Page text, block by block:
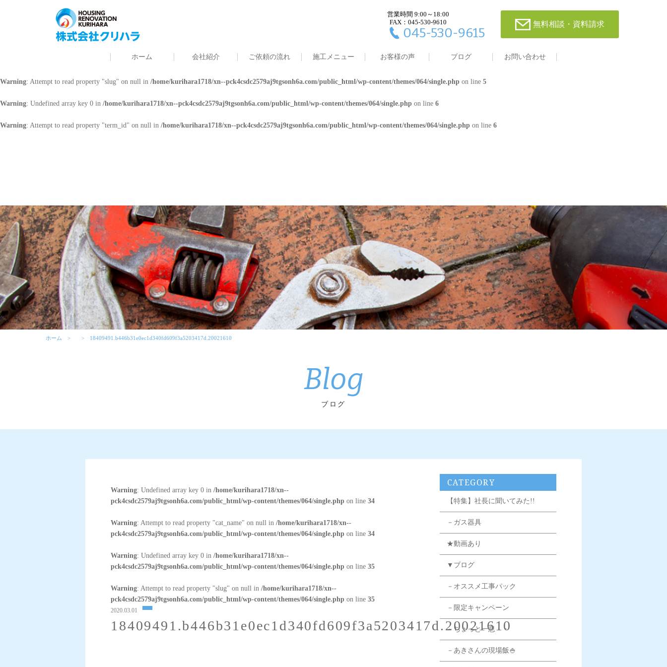
営業時間 9:00～18:00
FAX：045-530-9610
045-530-9615
無料相談・資料請求
ホーム 会社紹介 ご依頼の流れ 施工メニュー お客様の声 ブログ お問い合わせ
: Undefined array key 0 in/home/kurihara1718/xn--pck4csdc2579aj9tgsonh6a.com/public_html/wp-content/themes/064/single.phpon line4
: Attempt to read property "cat_name" on null in /home/kurihara1718/xn--pck4csdc2579aj9tgsonh6a.com/public_html/wp-content/themes/064/single.phpon line 4
/home/kurihara1718/xn--pck4csdc2579aj9tgsonh6a.com/public_html/wp-content/themes/064/single.phpon line
Warning: Attempt to read property "slug" on null in /home/kurihara1718/xn--pck4csdc2579aj9tgsonh6a.com/public_html/wp-content/themes/064/single.php on line 5
Warning: Undefined array key 0 in /home/kurihara1718/xn--pck4csdc2579aj9tgsonh6a.com/public_html/wp-content/themes/064/single.php on line 6
Warning: Attempt to read property "term_id" on null in /home/kurihara1718/xn--pck4csdc2579aj9tgsonh6a.com/public_html/wp-content/themes/064/single.php on line 6
ホーム 18409491.b446b31e0ec1d340fd609f3a5203417d.20021610
Blog
ブログ
Warning: Undefined array key 0 in/home/kurihara1718/xn--
pck4csdc2579aj9tgsonh6a.com/public_html/wp-content/themes/064/single.php on line34
Warning: Attempt to read property "cat_name" on null in/home/kurihara1718/xn--
pck4csdc2579aj9tgsonh6a.com/public_html/wp-content/themes/064/single.php on line34
Warning: Undefined array key 0 in/home/kurihara1718/xn--
pck4csdc2579aj9tgsonh6a.com/public_html/wp-content/themes/064/single.php on line35
Warning: Attempt to read property "slug" on null in/home/kurihara1718/xn--
pck4csdc2579aj9tgsonh6a.com/public_html/wp-content/themes/064/single.php on line35
2020.03.01
18409491.b446b31e0ec1d340fd609f3a5203417d.20021610
CATEGORY
【特集】社長に聞いてみた!!
－ガス器具
★動画あり
▼ブログ
－オススメ工事パック
－限定キャンペーン
－ちょっと一息・・
－あきさんの現場飯🍚